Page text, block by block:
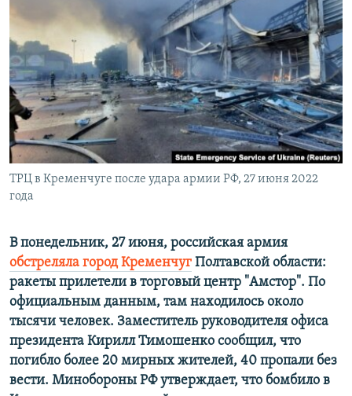
ПОБЕДИТЕЛЕЙ НЕ СУДЯТ?
КРЫМ.НЕПОКОРЕННЫЙ
ELIFBE
УКРАИНСКАЯ ПРОБЛЕМА КРЫМА
Все сайты RFE/RL
ТРЦ в Кременчуге после удара армии РФ, 27 июня 2022
года
В понедельник, 27 июня, российская армия
обстреляла город Кременчуг Полтавской области:
ракеты прилетели в торговый центр "Амстор". По
официальным данным, там находилось около
тысячи человек. Заместитель руководителя офиса
президента Кирилл Тимошенко сообщил, что
погибло более 20 мирных жителей, 40 пропали без
вести. Минобороны РФ утверждает, что бомбило в